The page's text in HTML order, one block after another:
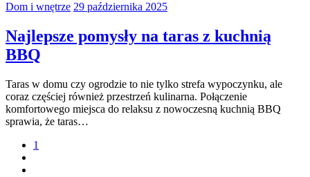
Dom i wnętrze 29 października 2025
Najlepsze pomysły na taras z kuchnią
BBQ
Taras w domu czy ogrodzie to nie tylko strefa wypoczynku, ale
coraz częściej również przestrzeń kulinarna. Połączenie
komfortowego miejsca do relaksu z nowoczesną kuchnią BBQ
sprawia, że taras…
1